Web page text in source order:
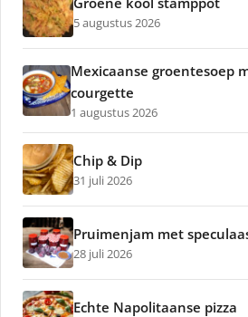
5 augustus 2026
Mexicaanse groentesoep
courgette
1 augustus 2026
Chip & Dip
31 juli 2026
Pruimenjam met
28 juli 2026
Echte Napolitaanse pizza